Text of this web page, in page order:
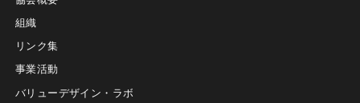
組織
リンク集
事業活動
バリューデザイン・ラボ